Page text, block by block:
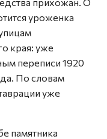
уроженка
края: уже
переписи 1920
По словам
уже
памятника